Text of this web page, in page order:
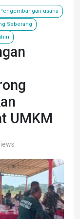
Pengembangan usaha
Seberang
UMKM